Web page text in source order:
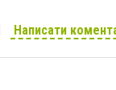
Написати